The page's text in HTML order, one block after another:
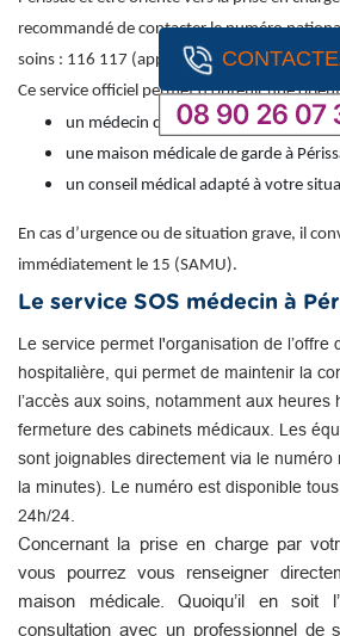
recommandé de contacter le numéro
soins : 116 117 (appel gratuit).
Ce service officiel permet d’obtenir une
un médecin de garde
une maison médicale de garde à
un conseil médical adapté à votre
En cas d’urgence ou de situation grave, il
immédiatement le 15 (SAMU).
Le service SOS médecin à
Le service permet l'organisation de l’offre
hospitalière, qui permet de maintenir la
l’accès aux soins, notamment aux heures
fermeture des cabinets médicaux. Les
sont joignables directement via le
la minutes). Le numéro est disponible
24h/24.
Concernant la prise en charge par
vous pourrez vous renseigner
maison médicale. Quoiqu’il en soit
consultation avec un professionnel de